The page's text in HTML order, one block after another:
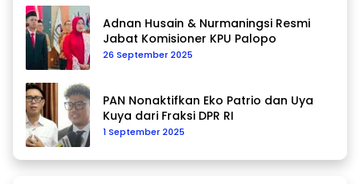
Adnan Husain & Nurmaningsi Resmi
Jabat Komisioner KPU Palopo
26 September 2025
PAN Nonaktifkan Eko Patrio dan Uya
Kuya dari Fraksi DPR RI
1 September 2025